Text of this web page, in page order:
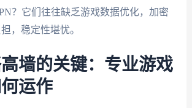
？它们往往缺乏游戏数据优化，加密
，稳定性堪忧。
墙的关键：专业游戏
运作